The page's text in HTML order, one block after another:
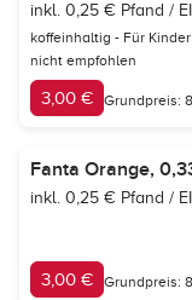
inkl. 0,25 € Pfand /
koffeinhaltig - Für
nicht empfohlen
3,00 € Grundpreis:
Fanta Orange,
inkl. 0,25 € Pfand /
3,00 € Grundpreis: